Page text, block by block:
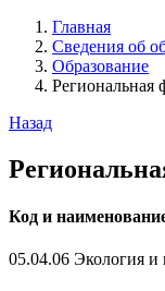
Главная
Сведения об
Образование
Региональная
Назад
Код и
05.04.06 Экология и